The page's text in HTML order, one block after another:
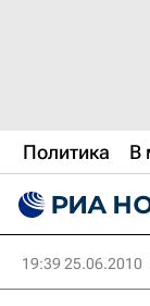
Политика В
19:39 25.06.2010